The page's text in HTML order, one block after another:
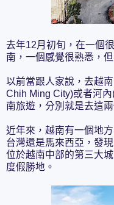
去年12月初旬，在一個
南，一個感覺很熟悉，
以前當跟人家說，去越
Chih Ming City)或者河
南旅遊，分別就是去這兩
近年來，越南有一個地
台灣還是馬來西亞，發
位於越南中部的第三大
度假勝地。